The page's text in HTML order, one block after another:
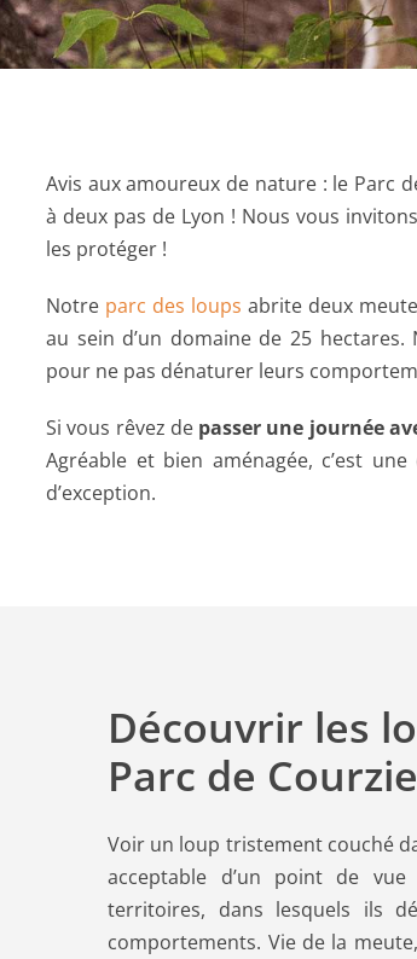
Avis aux amoureux de nature : le Parc
à deux pas de Lyon ! Nous vous
les protéger !
Notre parc des loups abrite deux
au sein d’un domaine de 25
pour ne pas dénaturer leurs
Si vous rêvez de passer une journée
Agréable et bien aménagée, c’est
d’exception.
Découvrir les
Parc de
Voir un loup tristement couché
acceptable d’un point de
territoires, dans lesquels ils
comportements. Vie de la